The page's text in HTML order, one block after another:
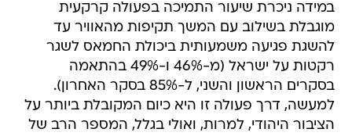
במידה ניכרת שיעור התמיכה בפעולה קרקעית
מוגבלת בשילוב עם המשך תקיפות מהאוויר עד
להשגת פגיעה משמעותית ביכולת החמאס לשגר
רקטות על ישראל (מ-46% ו-49% בהתאמה
בסקרים הראשון והשני, ל-85% בסקר האחרון).
למעשה, דרך פעולה זו היא כיום המקובלת ביותר על
הציבור היהודי, למרות, ואולי בגלל, המספר הרב של